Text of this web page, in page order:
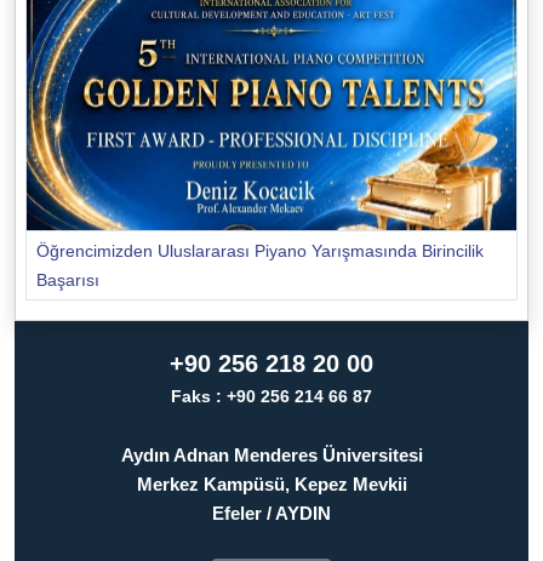
Öğrencimizden Uluslararası Piyano Yarışmasında Birincilik
Başarısı
+90 256 218 20 00
Faks : +90 256 214 66 87
Aydın Adnan Menderes Üniversitesi
Merkez Kampüsü, Kepez Mevkii
Efeler / AYDIN